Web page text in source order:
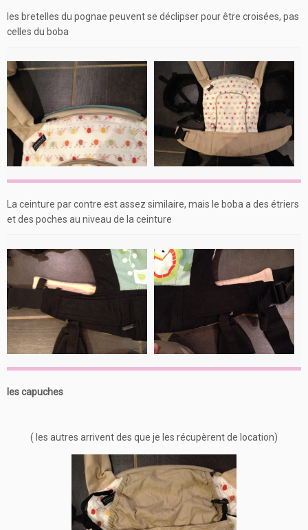
les bretelles du pognae peuvent se déclipser pour être croisées, pas
celles du boba
La ceinture par contre est assez similaire, mais le boba a des étriers
et des poches au niveau de la ceinture
les capuches
( les autres arrivent des que je les récupèrent de location)